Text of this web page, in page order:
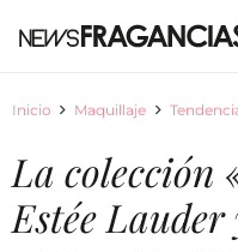
Inicio Maquillaje
La colección
Estée Lauder